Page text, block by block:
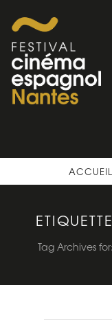
ACCUEIL
Tag Archives